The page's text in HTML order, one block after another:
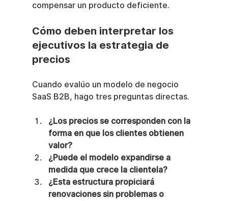
compensar un producto deficiente.
Cómo deben interpretar los
ejecutivos la estrategia de
precios
Cuando evalúo un modelo de negocio
SaaS B2B, hago tres preguntas directas.
¿Los precios se corresponden con la
forma en que los clientes obtienen
valor?
¿Puede el modelo expandirse a
medida que crece la clientela?
¿Esta estructura propiciará
renovaciones sin problemas o